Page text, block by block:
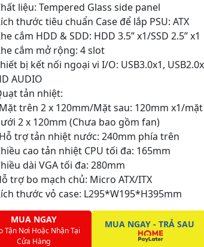
liệu: Tempered Glass side panel
thước tiêu chuẩn Case để lắp PSU: ATX
cắm HDD & SDD: HDD 3.5” x1/SSD 2.5” x1
cắm mở rộng: 4 slot
bị kết nối ngoại vi I/O: USB3.0x1,
AUDIO
tản nhiệt:
trên 2 x 120mm/Mặt sau: 120mm x1/mặt
2 x 120mm (Chưa bao gồm fan)
trợ tản nhiệt nước: 240mm phía trên
cao tản nhiệt CPU tối đa: 165mm
dài VGA tối đa: 280mm
trợ bo mạch chủ: Micro ATX/ITX
thước vỏ case: L295*W195*H395mm
MUA NGAY
Tận Nơi Hoặc Nhận Tại
Cửa Hàng
MUA NGAY - TRẢ SAU